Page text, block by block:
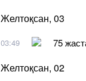
Желтоқсан, 03
03:49 75
Желтоқсан, 02